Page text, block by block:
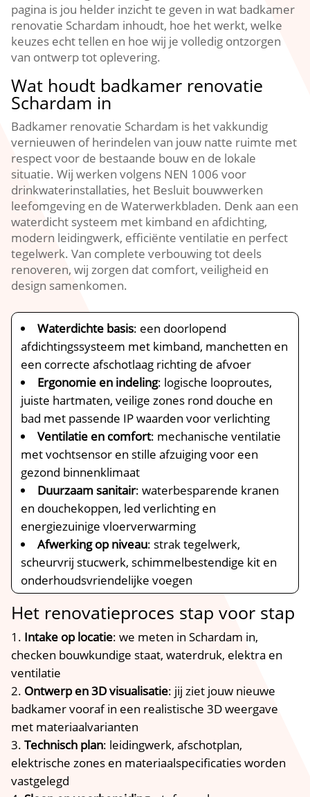
pagina is jou helder inzicht te geven in wat badkamer
renovatie Schardam inhoudt, hoe het werkt, welke
keuzes echt tellen en hoe wij je volledig ontzorgen
van ontwerp tot oplevering.​
Wat houdt badkamer renovatie
Schardam in
Badkamer renovatie Schardam is het vakkundig
vernieuwen of herindelen van jouw natte ruimte met
respect voor de bestaande bouw en de lokale
situatie.​ Wij werken volgens NEN 1006 voor
drinkwaterinstallaties, het Besluit bouwwerken
leefomgeving en de Waterwerkbladen.​ Denk aan een
waterdicht systeem met kimband en afdichting,
modern leidingwerk, efficiënte ventilatie en perfect
tegelwerk.​ Van complete verbouwing tot deels
renoveren, wij zorgen dat comfort, veiligheid en
design samenkomen.​
Waterdichte basis: een doorlopend
afdichtingssysteem met kimband, manchetten en
een correcte afschotlaag richting de afvoer
Ergonomie en indeling: logische looproutes,
juiste hartmaten, veilige zones rond douche en
bad met passende IP waarden voor verlichting
Ventilatie en comfort: mechanische ventilatie
met vochtsensor en stille afzuiging voor een
gezond binnenklimaat
Duurzaam sanitair: waterbesparende kranen
en douchekoppen, led verlichting en
energiezuinige vloerverwarming
Afwerking op niveau: strak tegelwerk,
scheurvrij stucwerk, schimmelbestendige kit en
onderhoudsvriendelijke voegen
Het renovatieproces stap voor stap
Intake op locatie: we meten in Schardam in,
checken bouwkundige staat, waterdruk, elektra en
ventilatie
Ontwerp en 3D visualisatie: jij ziet jouw nieuwe
badkamer vooraf in een realistische 3D weergave
met materiaalvarianten
Technisch plan: leidingwerk, afschotplan,
elektrische zones en materiaalspecificaties worden
vastgelegd